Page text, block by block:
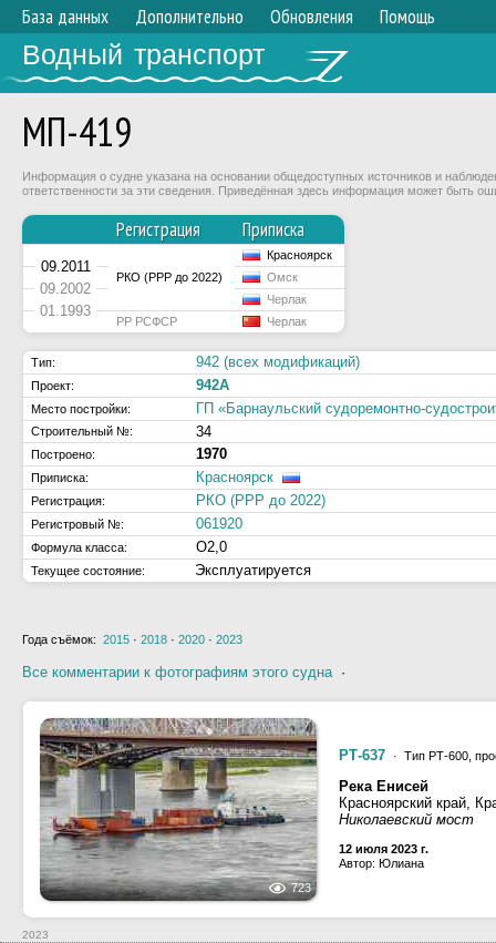
База данных Дополнительно Обновления Помощь
Водный транспорт
МП-419
Информация о судне указана на основании общедоступных источников и
ответственности за эти сведения. Приведённая здесь информация может быть
Регистрация Приписка
09.2011
РКО (РРР до 2022)
Красноярск
09.2002
Омск
01.1993
Черлак
РР РСФСР
Черлак
Тип: 942 (всех модификаций)
Проект: 942А
Место постройки: ГП «Барнаульский судоремонтно-
Строительный №: 34
Построено: 1970
Приписка: Красноярск
Регистрация: РКО (РРР до 2022)
Регистровый №: 061920
Формула класса: О2,0
Текущее состояние: Эксплуатируется
Года съёмок: 2015 · 2018 · 2020 · 2023
Все комментарии к фотографиям этого судна·
723
РТ-637 · Тип РТ-600,
Река Енисей
Красноярский край,
Николаевский мост
12 июля 2023 г.
Автор: Юлиана
2023